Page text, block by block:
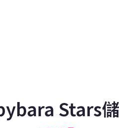
Stars